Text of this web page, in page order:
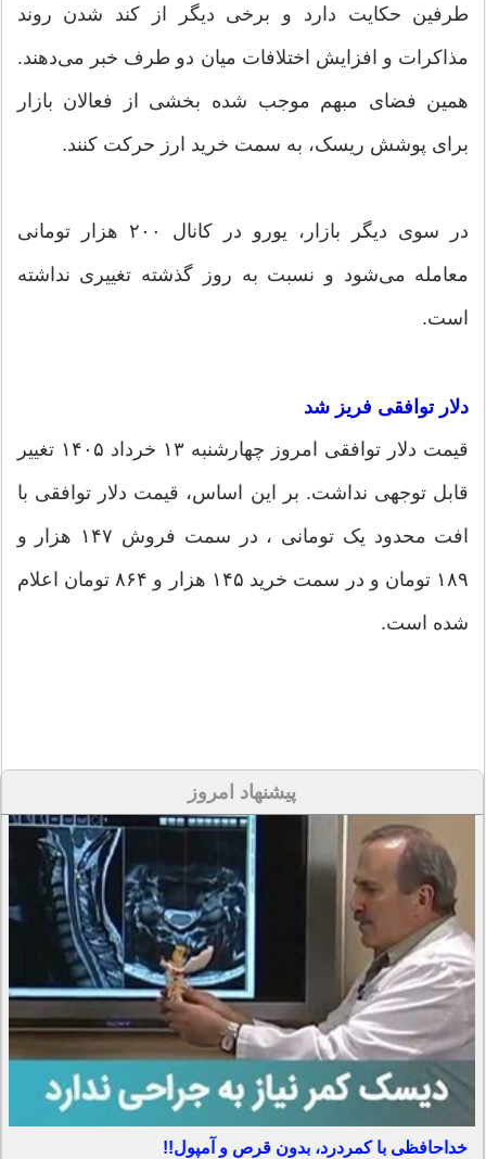
طرفین حکایت دارد و برخی دیگر از کند شدن روند
مذاکرات و افزایش اختلافات میان دو طرف خبر می‌دهند.
همین فضای مبهم موجب شده بخشی از فعالان بازار
برای پوشش ریسک، به سمت خرید ارز حرکت کنند.
در سوی دیگر بازار، یورو در کانال ۲۰۰ هزار تومانی
معامله می‌شود و نسبت به روز گذشته تغییری نداشته
است.
دلار توافقی فریز شد
قیمت دلار توافقی امروز چهارشنبه ۱۳ خرداد ۱۴۰۵ تغییر
قابل توجهی نداشت. بر این اساس، قیمت دلار توافقی با
افت محدود یک تومانی ، در سمت فروش ۱۴۷ هزار و
۱۸۹ تومان و در سمت خرید ۱۴۵ هزار و ۸۶۴ تومان اعلام
شده است.
پیشنهاد امروز
خداحافظی با کمردرد، بدون قرص و آمپول!!